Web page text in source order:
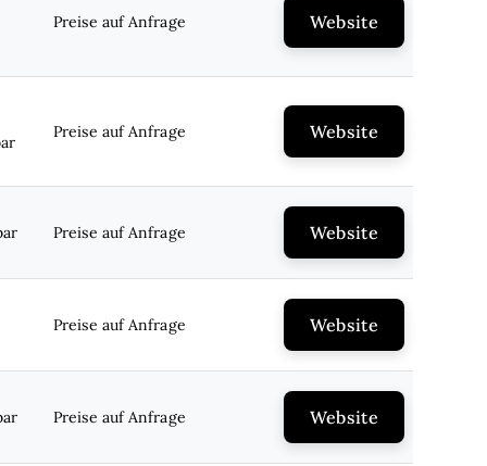
Preise auf Anfrage Website
Preise auf Anfrage Website
Preise auf Anfrage Website
Preise auf Anfrage Website
Preise auf Anfrage Website